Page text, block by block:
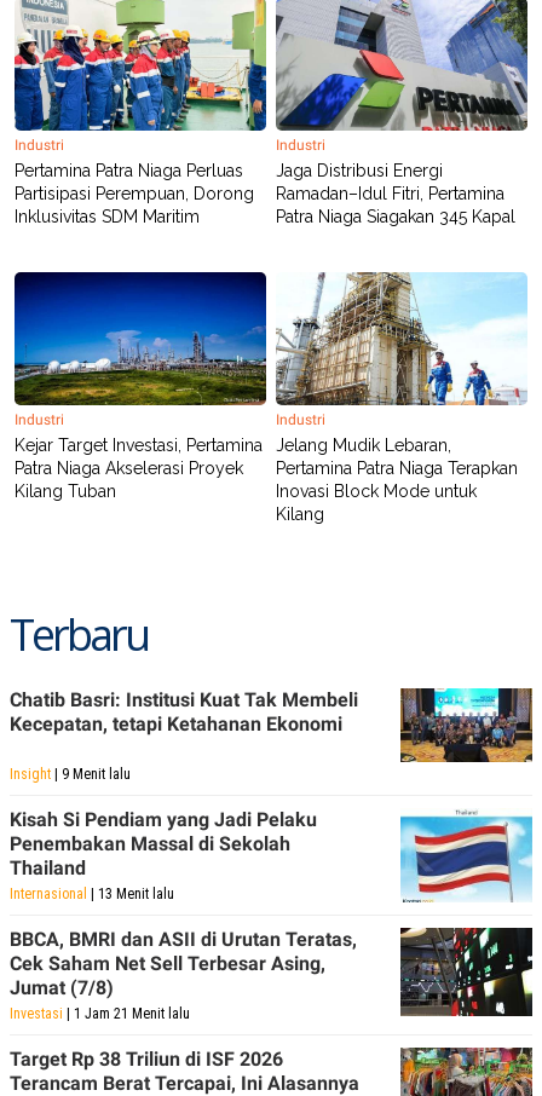
Industri
Pertamina Patra Niaga Perluas
Partisipasi Perempuan, Dorong
Inklusivitas SDM Maritim
Industri
Jaga Distribusi Energi
Ramadan–Idul Fitri, Pertamina
Patra Niaga Siagakan 345 Kapal
Industri
Kejar Target Investasi, Pertamina
Patra Niaga Akselerasi Proyek
Kilang Tuban
Industri
Jelang Mudik Lebaran,
Pertamina Patra Niaga Terapkan
Inovasi Block Mode untuk
Kilang
Terbaru
Chatib Basri: Institusi Kuat Tak Membeli
Kecepatan, tetapi Ketahanan Ekonomi
Insight | 9 Menit lalu
Kisah Si Pendiam yang Jadi Pelaku
Penembakan Massal di Sekolah
Thailand
Internasional | 13 Menit lalu
BBCA, BMRI dan ASII di Urutan Teratas,
Cek Saham Net Sell Terbesar Asing,
Jumat (7/8)
Investasi | 1 Jam 21 Menit lalu
Target Rp 38 Triliun di ISF 2026
Terancam Berat Tercapai, Ini Alasannya